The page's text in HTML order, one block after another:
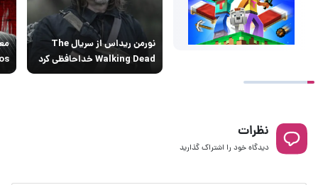
نورمن ریداس از سریال The
Walking Dead خداحافظی کرد
نظرات
دیدگاه خود را اشتراک گذارید